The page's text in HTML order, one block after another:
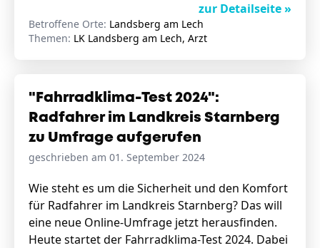
zur Detailseite »
Betroffene Orte: Landsberg am Lech
Themen: LK Landsberg am Lech, Arzt
"Fahrradklima-Test 2024":
Radfahrer im Landkreis Starnberg
zu Umfrage aufgerufen
geschrieben am 01. September 2024
Wie steht es um die Sicherheit und den Komfort
für Radfahrer im Landkreis Starnberg? Das will
eine neue Online-Umfrage jetzt herausfinden.
Heute startet der Fahrradklima-Test 2024. Dabei